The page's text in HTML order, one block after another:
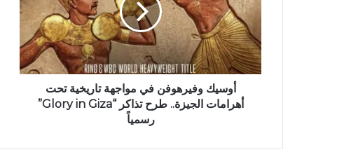
أوسيك وفيرهوفن في مواجهة تاريخية تحت
أهرامات الجيزة.. طرح تذاكر “Glory in Giza”
رسمياً